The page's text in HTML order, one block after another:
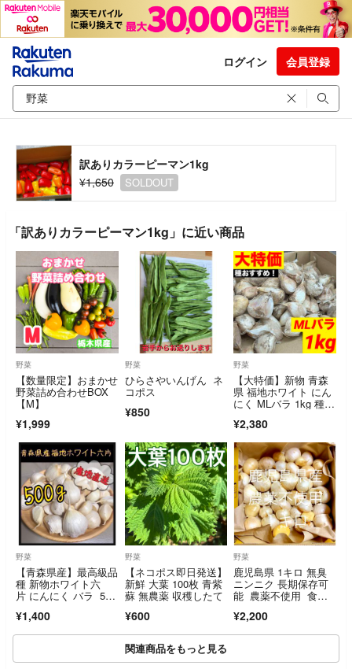
ログイン 会員登録
訳ありカラーピーマン1kg
¥1,650
SOLDOUT
「訳ありカラーピーマン1kg」に近い商品
野菜
【数量限定】おまかせ
野菜詰め合わせBOX
【M】
¥1,999
野菜
ひらさやいんげん ネ
コポス
¥850
野菜
【大特価】新物 青森
県 福地ホワイト にん
にく MLバラ 1kg 種,
¥2,380
野菜
【青森県産】最高級品
種 新物ホワイト六
片 にんにく バラ 500
¥1,400
野菜
【ネコポス即日発送】
新鮮 大葉 100枚 青紫
蘇 無農薬 収穫したて
¥600
野菜
鹿児島県 1キロ 無臭
ニンニク 長期保存可
能 農薬不使用 食用&
り
¥2,200
関連商品をもっと見る